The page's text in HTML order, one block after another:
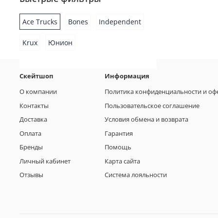
Ace Trucks Bones Independent
Krux Юнион
Скейтшоп
О компании
Контакты
Доставка
Оплата
Бренды
Личный кабинет
Отзывы
Информация
Политика конфиденциальности и
Пользовательское соглашение
Условия обмена и возврата
Гарантия
Помощь
Карта сайта
Система лояльности